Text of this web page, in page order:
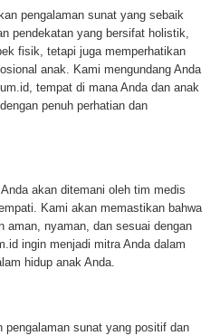
pengalaman sunat yang sebaik
pendekatan yang bersifat holistik,
fisik, tetapi juga memperhatikan
anak. Kami mengundang Anda
tempat di mana Anda dan anak
penuh perhatian dan
akan ditemani oleh tim medis
Kami akan memastikan bahwa
aman, nyaman, dan sesuai dengan
ingin menjadi mitra Anda dalam
hidup anak Anda.
pengalaman sunat yang positif dan